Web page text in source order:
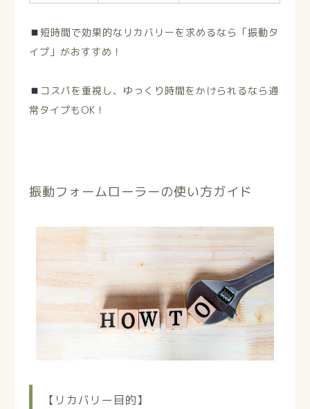
短時間で効果的なリカバリーを求めるなら「振動タ
イプ」がおすすめ！
コスパを重視し、ゆっくり時間をかけられるなら通
常タイプもOK！
振動フォームローラーの使い方ガイド
【リカバリー目的】